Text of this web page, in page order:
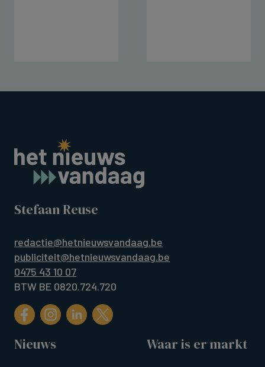
Stefaan Reuse
redactie@hetnieuwsvandaag.be
publiciteit@hetnieuwsvandaag.be
0475 43 10 07
BTW BE 0820.724.720
Nieuws Waar is er markt